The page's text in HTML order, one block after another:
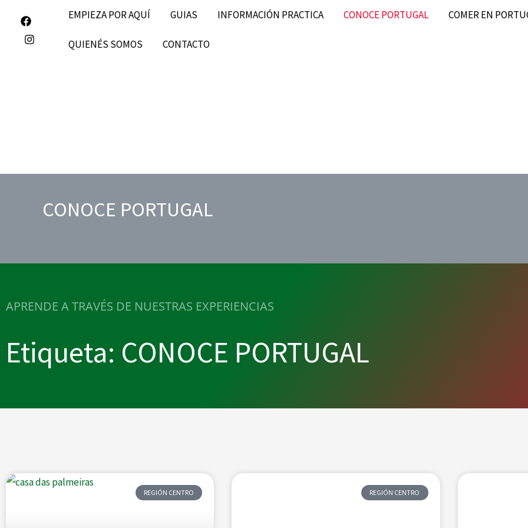
contenido
EMPIEZA POR AQUÍ GUIAS INFORMACIÓN PRACTICA CONOCE PORTUGAL COMER EN
QUIENÉS SOMOS CONTACTO
CONOCE PORTUGAL
APRENDE A TRAVÉS DE NUESTRAS EXPERIENCIAS
Etiqueta: CONOCE PORTUGAL
REGIÓN CENTRO REGIÓN CENTRO